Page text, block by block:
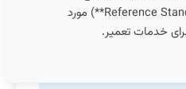
(**Reference Standards**) مورد
خدمات تعمیر.